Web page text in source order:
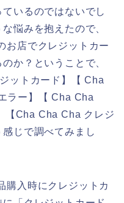
いるのではないでし
悩みを抱えたので、
お店でクレジットカー
か？ということで、
ットカード】【 Cha
ラー】【 Cha Cha
Cha Cha Cha クレジ
じで調べてみまし
購入時にクレジットカ